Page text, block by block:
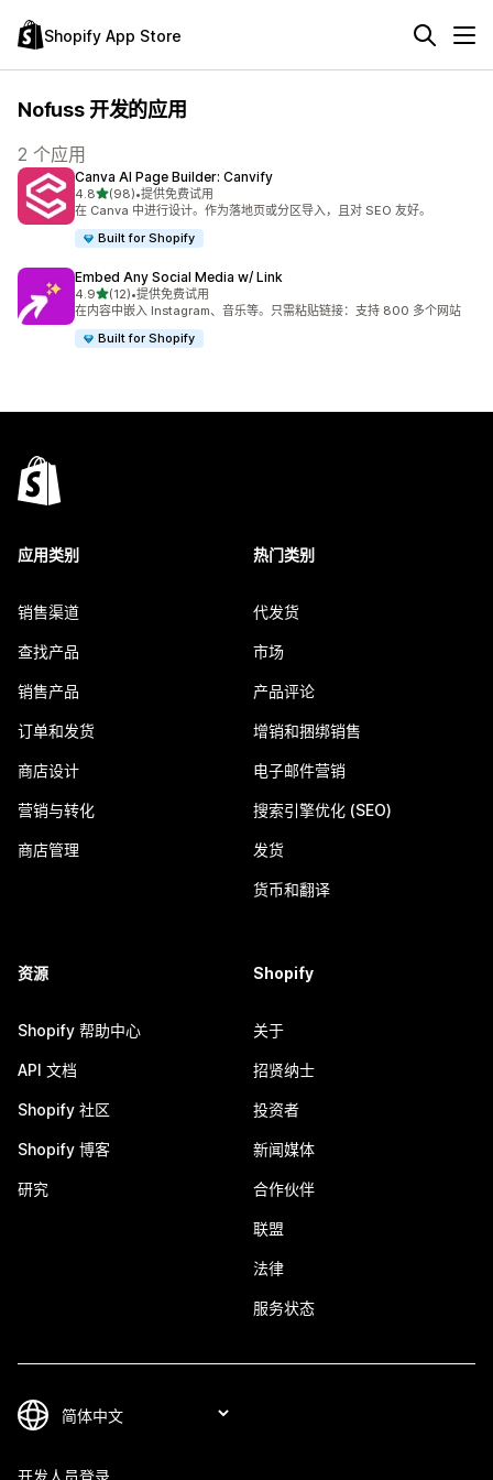
Shopify App Store
Nofuss 开发的应用
2 个应用
Canva AI Page Builder: Canvify
4.8星（满分 5 星）
(98)
总共 98 条评论
•提供免费试用
在 Canva 中进行设计。作为落地页或分区导入，且对 SEO 友好。
Built for Shopify
Embed Any Social Media w/ Link
4.9星（满分 5 星）
(12)
总共 12 条评论
•提供免费试用
在内容中嵌入 Instagram、音乐等。只需粘贴链接：支持 800 多个网站
Built for Shopify
应用类别
销售渠道
查找产品
销售产品
订单和发货
商店设计
营销与转化
商店管理
热门类别
代发货
市场
产品评论
增销和捆绑销售
电子邮件营销
搜索引擎优化 (SEO)
发货
货币和翻译
资源
Shopify 帮助中心
API 文档
Shopify 社区
Shopify 博客
研究
Shopify
关于
招贤纳士
投资者
新闻媒体
合作伙伴
联盟
法律
服务状态
开发人员登录